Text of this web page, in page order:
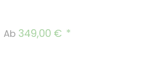
Regulärer Preis:
Ab 349,00 €